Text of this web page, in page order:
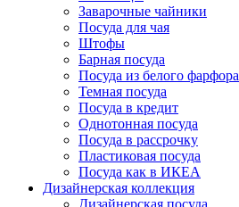
Заварочные чайники
Посуда для чая
Штофы
Барная посуда
Посуда из белого фарфора
Темная посуда
Посуда в кредит
Однотонная посуда
Посуда в рассрочку
Пластиковая посуда
Посуда как в ИКЕА
Дизайнерская коллекция
Дизайнерская посуда